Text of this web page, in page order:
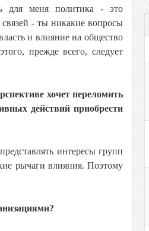
для меня политика - это
- ты никакие вопросы
и влияние на общество
прежде всего, следует
хочет переломить
действий приобрести
интересы групп
рычаги влияния. Поэтому